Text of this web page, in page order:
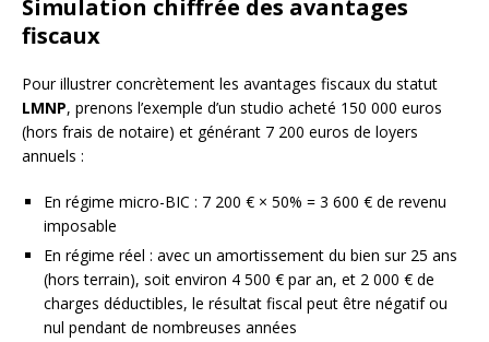
Simulation chiffrée des avantages
fiscaux
Pour illustrer concrètement les avantages fiscaux du statut
LMNP, prenons l’exemple d’un studio acheté 150 000 euros
(hors frais de notaire) et générant 7 200 euros de loyers
annuels :
En régime micro-BIC : 7 200 € × 50% = 3 600 € de revenu
imposable
En régime réel : avec un amortissement du bien sur 25 ans
(hors terrain), soit environ 4 500 € par an, et 2 000 € de
charges déductibles, le résultat fiscal peut être négatif ou
nul pendant de nombreuses années